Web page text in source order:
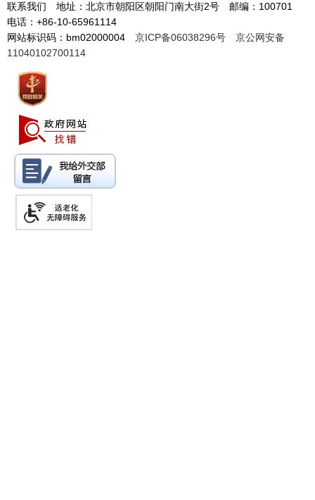
联系我们 地址：北京市朝阳区朝阳门南大街2号 邮编：100701
电话：+86-10-65961114
网站标识码：bm02000004 京ICP备06038296号
京公网安备
11040102700114